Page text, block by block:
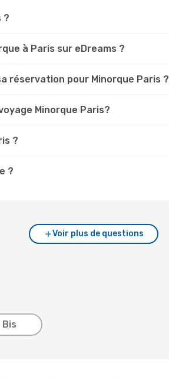
?
à Paris sur eDreams ?
réservation pour Minorque Paris ?
Minorque Paris?
?
?
Voir plus de questions